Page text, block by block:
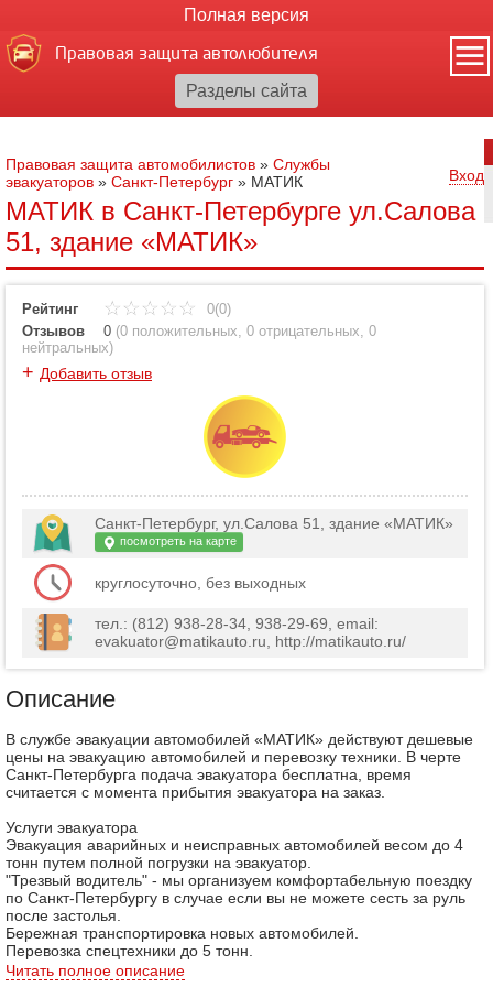
Полная версия
Правовая защита автолюбителя
Правовая защита автомобилистов » Службы
эвакуаторов » Санкт-Петербург » МАТИК Вход
МАТИК в Санкт-Петербурге ул.Салова
51, здание «МАТИК»
Рейтинг
0(0)
Отзывов
0 (0 положительных, 0 отрицательных, 0
нейтральных)
+ Добавить отзыв
Санкт-Петербург, ул.Салова 51, здание «МАТИК»
посмотреть на карте
круглосуточно, без выходных
тел.: (812) 938-28-34, 938-29-69, email:
evakuator@matikauto.ru, http://matikauto.ru/
Описание
В службе эвакуации автомобилей «МАТИК» действуют дешевые
цены на эвакуацию автомобилей и перевозку техники. В черте
Санкт-Петербурга подача эвакуатора бесплатна, время
считается с момента прибытия эвакуатора на заказ.
Услуги эвакуатора
Эвакуация аварийных и неисправных автомобилей весом до 4
тонн путем полной погрузки на эвакуатор.
"Трезвый водитель" - мы организуем комфортабельную поездку
по Санкт-Петербургу в случае если вы не можете сесть за руль
после застолья.
Бережная транспортировка новых автомобилей.
Перевозка спецтехники до 5 тонн.
Эвакуация транспортных средств с места ДТП.
Читать полное описание